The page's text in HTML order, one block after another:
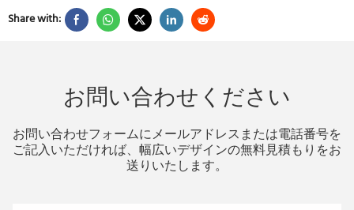
Share with:
お問い合わせください
お問い合わせフォームにメールアドレスまたは電話番号を
ご記入いただければ、幅広いデザインの無料見積もりをお
送りいたします。